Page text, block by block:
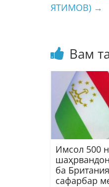
ЯТИМОВ) →
Вам
Имсол 500
ба
сафарбар